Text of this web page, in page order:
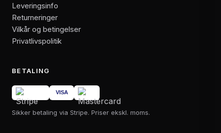
Leveringsinfo
Returneringer
Vilkår og betingelser
Privatlivspolitik
BETALING
Sikker betaling via Stripe. Priser ekskl. moms.